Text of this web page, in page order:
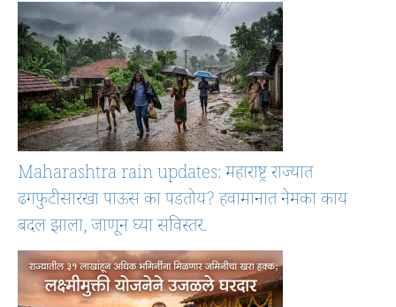
Maharashtra rain updates: महाराष्ट्र राज्यात
ढगफुटीसारखा पाऊस का पडतोय? हवामानात नेमका काय
बदल झाला, जाणून घ्या सविस्तर.